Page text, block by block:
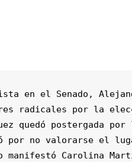
en el Senado,
radicales por la
quedó postergada
por no valorarse el
Carolina